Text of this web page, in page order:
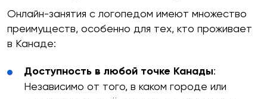
Онлайн-занятия с логопедом имеют множество
преимуществ, особенно для тех, кто проживает
в Канаде:
Доступность в любой точке Канады:
Независимо от того, в каком городе или